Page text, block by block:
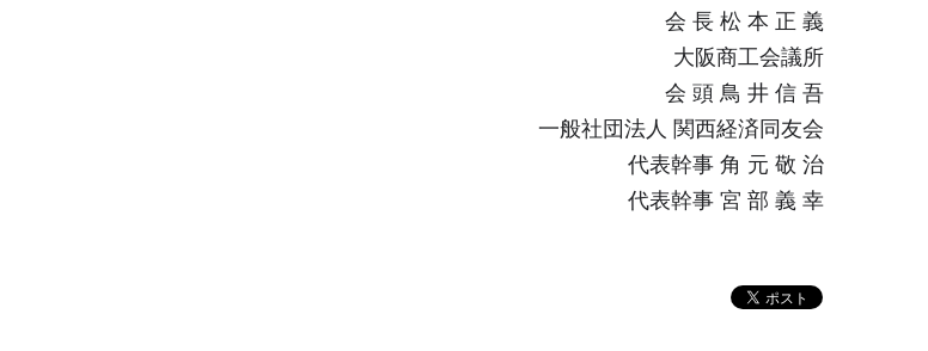
会 長 松 本 正 義
大阪商工会議所
会 頭 鳥 井 信 吾
一般社団法人 関西経済同友会
代表幹事 角 元 敬 治
代表幹事 宮 部 義 幸